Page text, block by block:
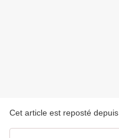
Cet article est reposté depuis